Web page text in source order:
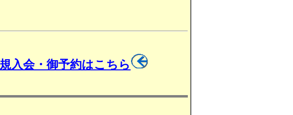
入会・御予約はこちら